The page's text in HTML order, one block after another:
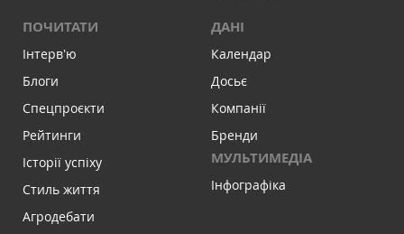
ПОЧИТАТИ
Інтервʼю
Блоги
Спецпроєкти
Рейтинги
Історії успіху
Стиль життя
Агродебати
ДАНІ
Календар
Досьє
Компанії
Бренди
МУЛЬТИМЕДІА
Інфографіка